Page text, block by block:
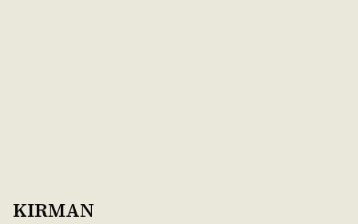
KIRMAN